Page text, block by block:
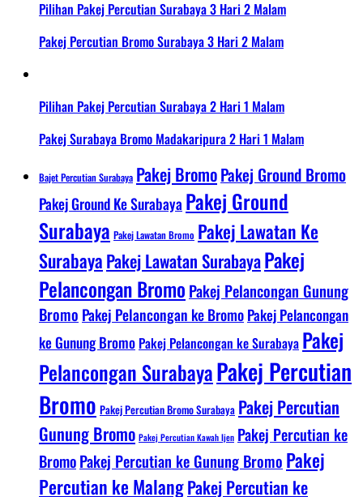
Pilihan Pakej Percutian Surabaya 3 Hari 2 Malam
Pakej Percutian Bromo Surabaya 3 Hari 2 Malam
Pilihan Pakej Percutian Surabaya 2 Hari 1 Malam
Pakej Surabaya Bromo Madakaripura 2 Hari 1 Malam
Bajet Percutian Surabaya Pakej BromoPakej Ground Bromo
Pakej Ground Ke Surabaya Pakej Ground
Surabaya Pakej Lawatan Bromo Pakej Lawatan Ke
SurabayaPakej Lawatan SurabayaPakej
Pelancongan Bromo Pakej Pelancongan Gunung
Bromo Pakej Pelancongan ke BromoPakej Pelancongan
ke Gunung Bromo Pakej Pelancongan ke Surabaya Pakej
Pelancongan SurabayaPakej Percutian
Bromo Pakej Percutian Bromo Surabaya Pakej Percutian
Gunung Bromo Pakej Percutian Kawah Ijen Pakej Percutian ke
BromoPakej Percutian ke Gunung Bromo Pakej
Percutian ke MalangPakej Percutian ke